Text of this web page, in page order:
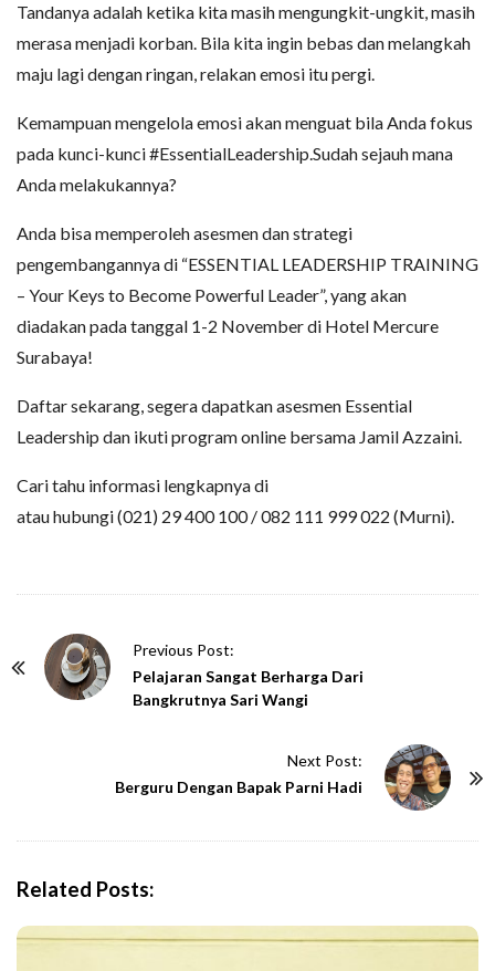
Tandanya adalah ketika kita masih mengungkit-ungkit, masih
merasa menjadi korban. Bila kita ingin bebas dan melangkah
maju lagi dengan ringan, relakan emosi itu pergi.
Kemampuan mengelola emosi akan menguat bila Anda fokus
pada kunci-kunci #EssentialLeadership.Sudah sejauh mana
Anda melakukannya?
Anda bisa memperoleh asesmen dan strategi
pengembangannya di “ESSENTIAL LEADERSHIP TRAINING
– Your Keys to Become Powerful Leader”, yang akan
diadakan pada tanggal 1-2 November di Hotel Mercure
Surabaya!
Daftar sekarang, segera dapatkan asesmen Essential
Leadership dan ikuti program online bersama Jamil Azzaini.
Cari tahu informasi lengkapnya di
atau hubungi (021) 29 400 100 / 082 111 999 022 (Murni).
Previous Post:
Pelajaran Sangat Berharga Dari
Bangkrutnya Sari Wangi
Next Post:
Berguru Dengan Bapak Parni Hadi
Related Posts: